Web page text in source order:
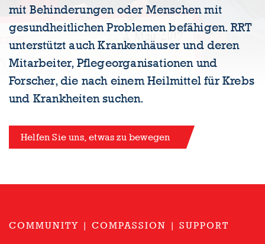
mit Behinderungen oder Menschen mit
gesundheitlichen Problemen befähigen. RRT
unterstützt auch Krankenhäuser und deren
Mitarbeiter, Pflegeorganisationen und
Forscher, die nach einem Heilmittel für Krebs
und Krankheiten suchen.
Helfen Sie uns, etwas zu bewegen
COMMUNITY | COMPASSION | SUPPORT